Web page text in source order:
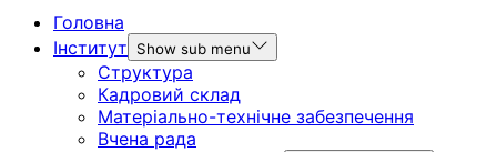
Головна
Інститут
Show sub menu
Структура
Кадровий склад
Матеріально-технічне забезпечення
Вчена рада